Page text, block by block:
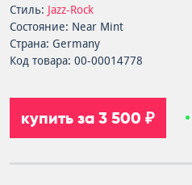
Стиль: Jazz-Rock
Состояние: Near Mint
Страна: Germany
Код товара: 00-00014778
купить за 3 500 ₽